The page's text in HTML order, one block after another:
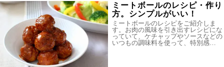
ミートボールのレシピ・作り
方。シンプルがいい！
ミートボールのレシピをご紹介しま
す。お肉の風味を引き出すレシピにな
っていて、ケチャップやソースなどの
いつもの調味料を使って、特別感…